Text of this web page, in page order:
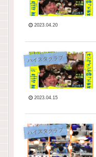
2023.04.20
ハイスタクラブ
2023.04.15
ハイスタクラブ